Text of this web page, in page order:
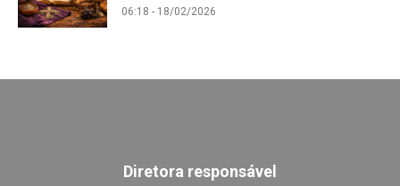
06:18 - 18/02/2026
Diretora responsável